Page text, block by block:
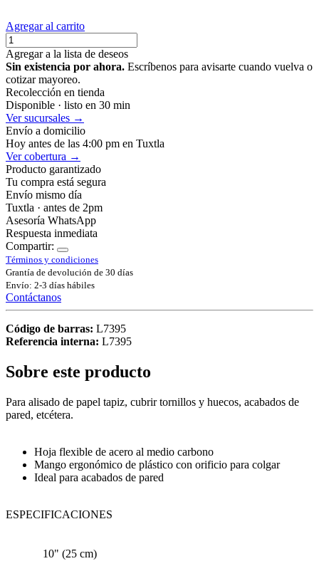
Agregar al carrito
Agregar a la lista de deseos
Sin existencia por ahora. Escríbenos para avisarte cuando vuelva o
cotizar mayoreo.
Recolección en tienda
Disponible · listo en 30 min
Ver sucursales →
Envío a domicilio
Hoy antes de las 4:00 pm en Tuxtla
Ver cobertura →
Producto garantizado
Tu compra está segura
Envío mismo día
Tuxtla · antes de 2pm
Asesoría WhatsApp
Respuesta inmediata
Compartir:
Términos y condiciones
Grantía de devolución de 30 días
Envío: 2-3 días hábiles
Contáctanos
Código de barras: L7395
Referencia interna: L7395
Sobre este producto
Para alisado de papel tapiz, cubrir tornillos y huecos, acabados de
pared, etcétera.
Hoja flexible de acero al medio carbono
Mango ergonómico de plástico con orificio para colgar
Ideal para acabados de pared
ESPECIFICACIONES
10" (25 cm)